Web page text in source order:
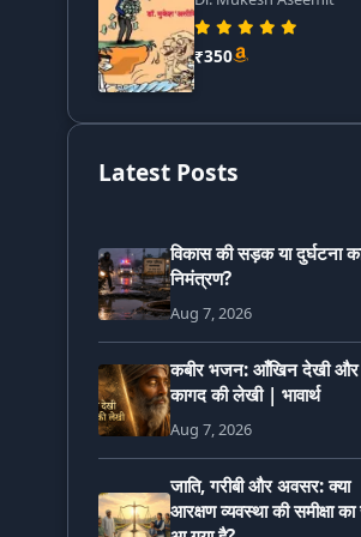
₹350
Latest Posts
विकास की सड़क या दुर्घटना
निमंत्रण?
Aug 7, 2026
कबीर भजन: आँखिन देखी और
कागद की लेखी | भावार्थ
Aug 7, 2026
जाति, गरीबी और अवसर: क्या
आरक्षण व्यवस्था की समीक्षा